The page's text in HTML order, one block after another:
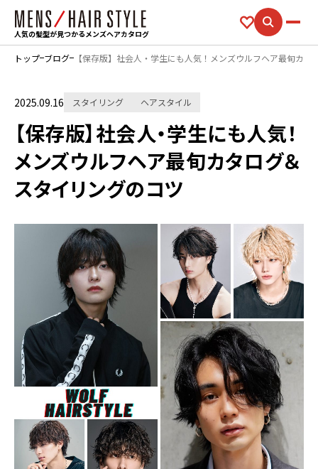
人気の髪型が見つかるメンズヘアカタログ
トップ ブログ 【保存版】社会人・学生にも人気！メンズウルフヘア最旬カ
2025.09.16 スタイリング ヘアスタイル
【保存版】社会人・学生にも人気！
メンズウルフヘア最旬カタログ＆
スタイリングのコツ